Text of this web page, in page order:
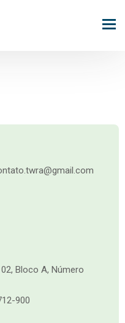
Bloco A, Número
900